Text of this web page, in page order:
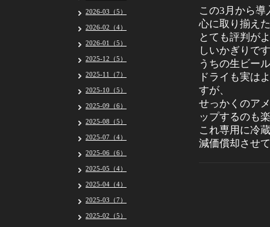
この3月から導
心に取り揃え
とても評判が
しいかぎりで
うちの生ビー
ドライも実は
すが、
せっかくのア
ップするのも
これ専用に冷
減価償却させ
2026-03（5）
2026-02（4）
2026-01（5）
2025-12（5）
2025-11（7）
2025-10（5）
2025-09（6）
2025-08（5）
2025-07（4）
2025-06（6）
2025-05（4）
2025-04（4）
2025-03（7）
2025-02（5）